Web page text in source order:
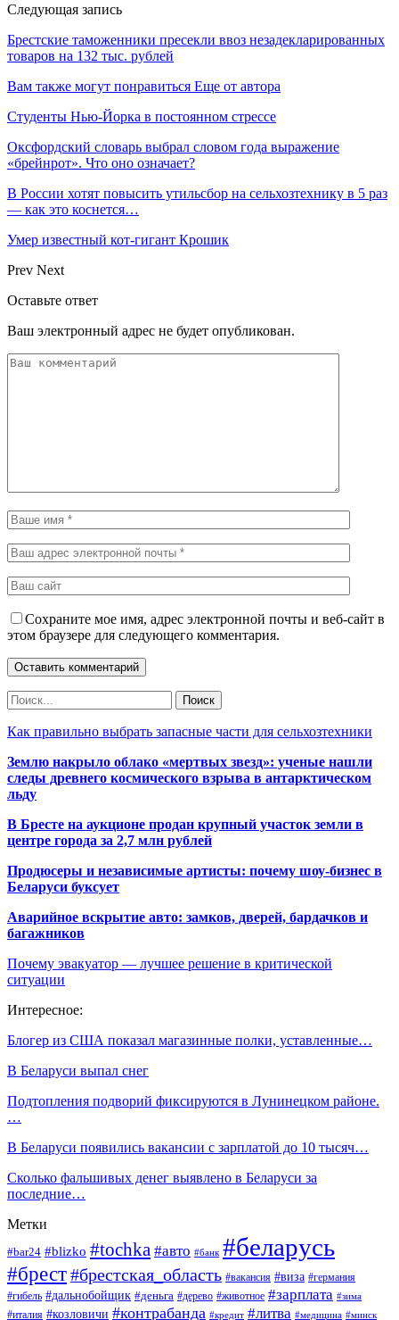
Следующая запись
Брестские таможенники пресекли ввоз незадекларированных
товаров на 132 тыс. рублей
Вам также могут понравиться Еще от автора
Студенты Нью-Йорка в постоянном стрессе
Оксфордский словарь выбрал словом года выражение
«брейнрот». Что оно означает?
В России хотят повысить утильсбор на сельхозтехнику в 5 раз
— как это коснется…
Умер известный кот-гигант Крошик
Prev Next
Оставьте ответ
Ваш электронный адрес не будет опубликован.
Сохраните мое имя, адрес электронной почты и веб-сайт в
этом браузере для следующего комментария.
Как правильно выбрать запасные части для сельхозтехники
Землю накрыло облако «мертвых звезд»: ученые нашли
следы древнего космического взрыва в антарктическом
льду
В Бресте на аукционе продан крупный участок земли в
центре города за 2,7 млн рублей
Продюсеры и независимые артисты: почему шоу-бизнес в
Беларуси буксует
Аварийное вскрытие авто: замков, дверей, бардачков и
багажников
Почему эвакуатор — лучшее решение в критической
ситуации
Интересное:
Блогер из США показал магазинные полки, уставленные…
В Беларуси выпал снег
Подтопления подворий фиксируются в Лунинецком районе.
…
В Беларуси появились вакансии с зарплатой до 10 тысяч…
Сколько фальшивых денег выявлено в Беларуси за
последние…
Метки
#bar24 #blizko #tochka #авто #банк #беларусь
#брест#брестская_область #вакансия #виза #германия
#гибель #дальнобойщик #деньга #дерево #животное #зарплата #зима
#италия #козловичи #контрабанда #кредит #литва #медицина #минск